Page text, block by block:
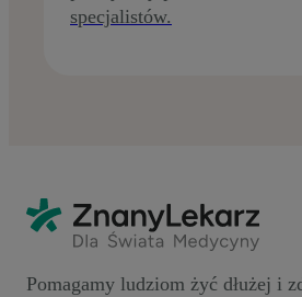
specjalistów.
Pomagamy ludziom żyć dłużej i